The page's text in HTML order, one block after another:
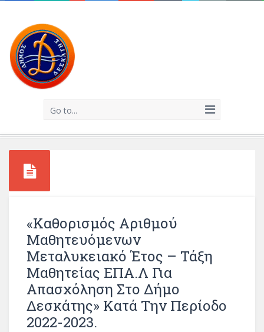
Go to...
«Καθορισμός Αριθμού
Μαθητευόμενων
Μεταλυκειακό Έτος – Τάξη
Μαθητείας ΕΠΑ.Λ Για
Απασχόληση Στο Δήμο
Δεσκάτης» Κατά Την Περίοδο
2022-2023.